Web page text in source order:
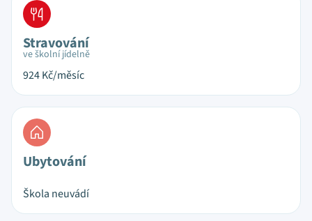
Stravování
ve školní jídelně
924Kč/měsíc
Ubytování
Škola neuvádí